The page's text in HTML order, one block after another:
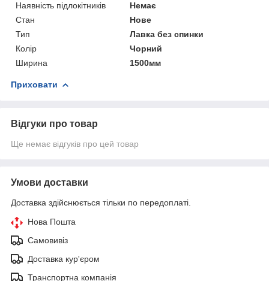
Наявність підлокітників
Немає
Стан
Нове
Тип
Лавка без спинки
Колір
Чорний
Ширина
1500мм
Приховати
Відгуки про товар
Ще немає відгуків про цей товар
Умови доставки
Доставка здійснюється тільки по передоплаті.
Нова Пошта
Самовивіз
Доставка кур'єром
Транспортна компанія